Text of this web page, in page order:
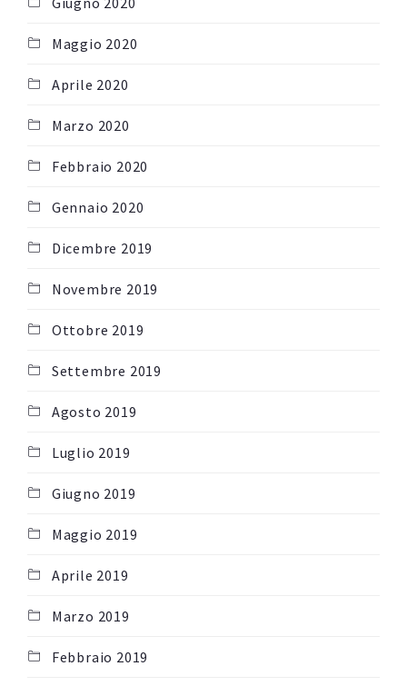
Maggio 2020
Aprile 2020
Marzo 2020
Febbraio 2020
Gennaio 2020
Dicembre 2019
Novembre 2019
Ottobre 2019
Settembre 2019
Agosto 2019
Luglio 2019
Giugno 2019
Maggio 2019
Aprile 2019
Marzo 2019
Febbraio 2019